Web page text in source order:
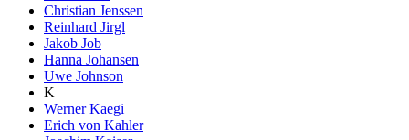
Christian Jenssen
Reinhard Jirgl
Jakob Job
Hanna Johansen
Uwe Johnson
K
Werner Kaegi
Erich von Kahler